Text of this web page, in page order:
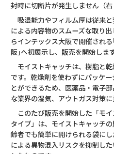
封時に切断片が発生しません（右
吸湿能力やフィルム厚は従来
による内容物のスムーズな取り
らインテックス大阪で開催され
阪｣へ初展示し、販売を開始します
モイストキャッチは、樹脂と
です。乾燥剤を使わずにパッケ
とができるため、医薬品・電子
な業界の湿気、アウトガス対策に
このたび販売を開始した「モ
タイプ」は、モイストキャッチ
齢者でも簡単に開けられる袋に
による異物混入リスクを抑制し